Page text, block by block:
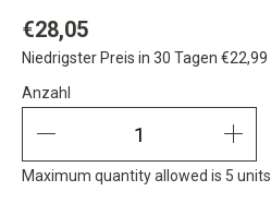
€28,05
Niedrigster Preis in 30 Tagen €22,99
Anzahl
Anzahl
Maximum quantity allowed is 5 units